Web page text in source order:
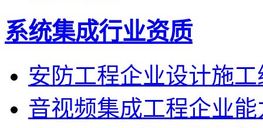
系统集成行业资质
安防工程企业设计施
音视频集成工程企业